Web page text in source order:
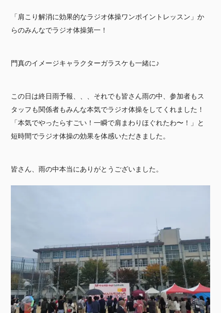
「肩こり解消に効果的なラジオ体操ワンポイントレッスン」か
らのみんなでラジオ体操第一！
門真のイメージキャラクターガラスケも一緒に♪
この日は終日雨予報、、、それでも皆さん雨の中、参加者もス
タッフも関係者もみんな本気でラジオ体操をしてくれました！
「本気でやったらすごい！一瞬で肩まわりほぐれたわ〜！」と
短時間でラジオ体操の効果を体感いただきました。
皆さん、雨の中本当にありがとうございました。